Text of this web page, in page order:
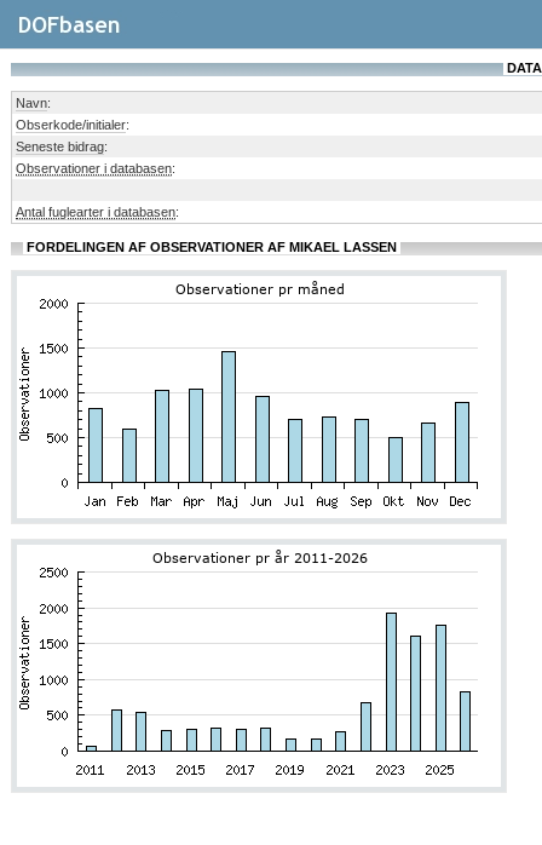
Navn:
Obserkode/initialer:
Seneste bidrag:
Observationer i databasen:
Antal fuglearter i databasen:
FORDELINGEN AF OBSERVATIONER AF MIKAEL LASSEN